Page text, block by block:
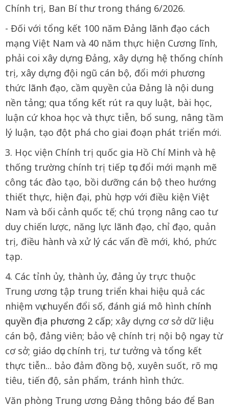
Chính trị, Ban Bí thư trong tháng 6/2026.
- Đối với tổng kết 100 năm Đảng lãnh đạo cách
mạng Việt Nam và 40 năm thực hiện Cương lĩnh,
phải coi xây dựng Đảng, xây dựng hệ thống chính
trị, xây dựng đội ngũ cán bộ, đổi mới phương
thức lãnh đạo, cầm quyền của Đảng là nội dung
nền tảng; qua tổng kết rút ra quy luật, bài học,
luận cứ khoa học và thực tiễn, bổ sung, nâng tầm
lý luận, tạo đột phá cho giai đoạn phát triển mới.
3. Học viện Chính trị quốc gia Hồ Chí Minh và hệ
thống trường chính trị tiếp tục đổi mới mạnh mẽ
công tác đào tạo, bồi dưỡng cán bộ theo hướng
thiết thực, hiện đại, phù hợp với điều kiện Việt
Nam và bối cảnh quốc tế; chú trọng nâng cao tư
duy chiến lược, năng lực lãnh đạo, chỉ đạo, quản
trị, điều hành và xử lý các vấn đề mới, khó, phức
tạp.
4. Các tỉnh ủy, thành ủy, đảng ủy trực thuộc
Trung ương tập trung triển khai hiệu quả các
nhiệm vụ chuyển đổi số, đánh giá mô hình chính
quyền địa phương 2 cấp; xây dựng cơ sở dữ liệu
cán bộ, đảng viên; bảo vệ chính trị nội bộ ngay từ
cơ sở; giáo dục chính trị, tư tưởng và tổng kết
thực tiễn... bảo đảm đồng bộ, xuyên suốt, rõ mục
tiêu, tiến độ, sản phẩm, tránh hình thức.
Văn phòng Trung ương Đảng thông báo để Ban